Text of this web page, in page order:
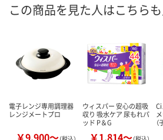
この商品を見た人はこちら
電子レンジ専用調理器
レンジメートプロ
ウィスパー 安心の超吸
収り 吸水ケア 尿もれパ
ッド P＆G